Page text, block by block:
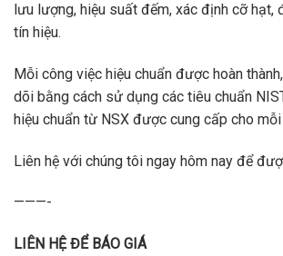
lưu lượng, hiệu suất đếm, xác định cỡ hạt,
tín hiệu.
Mỗi công việc hiệu chuẩn được hoàn
dõi bằng cách sử dụng các tiêu chuẩn
hiệu chuẩn từ NSX được cung cấp cho mỗi
Liên hệ với chúng tôi ngay hôm nay để
———-
LIÊN HỆ ĐỂ BÁO GIÁ